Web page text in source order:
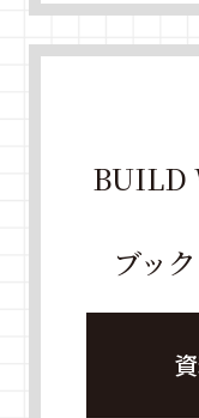
BUILD
ブッ